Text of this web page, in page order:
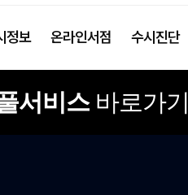
정보 온라인서점 수시진단
서비스바로가기